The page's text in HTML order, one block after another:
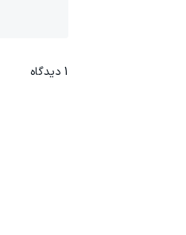
1 دیدگاه